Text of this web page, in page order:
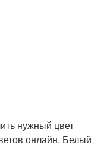
нужный цвет
онлайн. Белый